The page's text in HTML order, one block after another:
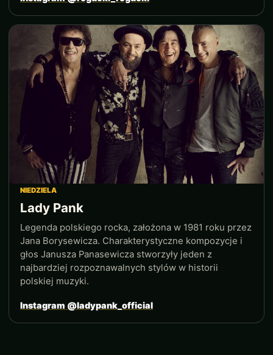
NIEDZIELA
Lady Pank
Legenda polskiego rocka, założona w 1981 roku przez
Jana Borysewicza. Charakterystyczne kompozycje i
głos Janusza Panasewicza stworzyły jeden z
najbardziej rozpoznawalnych stylów w historii
polskiej muzyki.
Instagram @ladypank_official